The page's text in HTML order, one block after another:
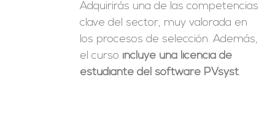
Adquirirás una de las competencias
clave del sector, muy valorada en
los procesos de selección. Además,
el curso incluye una licencia de
estudiante del software PVsyst.